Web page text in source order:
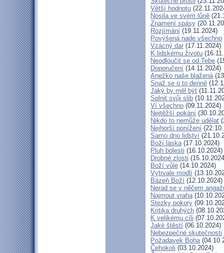
Větší hodnotu
Nosila ve svém lůně
Znamení spásy
Rozjímání (19.11.2024)
Povýšená nade všechno
Vzácný dar (17.11.2024)
K lidskému životu
Neodloučit se od Tebe
Doporučení (14.11.2024)
Anežko naše blažená
Snaž se o to denně
Jaký by měl být
Splnit svůj slib
Ví všechno (09.11.2024)
Nejtěžší pokání
Nikdo to nemůže udělat
Nejhorší ponížení
Samo dno lidství
Boží láska(17.10.2024)
Pluh bolesti (16.10.2024)
Drobné zlosti
Boží vůle (14.10.2024)
Vytrvale modlí
Bázeň Boží (12.10.2024)
Nerad se v něčem
Najmout vraha
Stezky pokory
Kritika druhých
K velikému cíli
Jaké štěstí (06.10.2024)
Nebezpečné skutečnosti
Požadavek Boha
Čehokoli (03.10.2024)